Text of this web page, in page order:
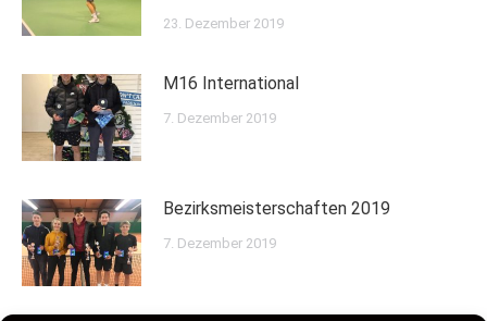
23. Dezember 2019
M16 International
7. Dezember 2019
Bezirksmeisterschaften 2019
7. Dezember 2019